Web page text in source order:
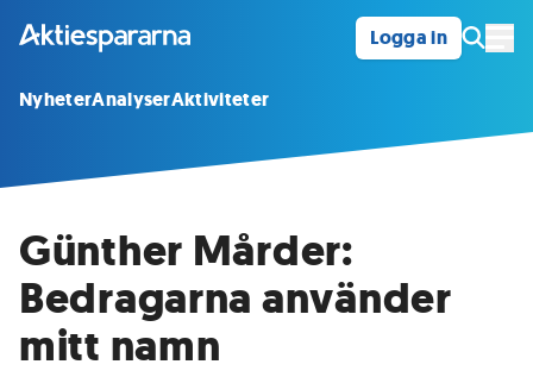
Logga in
NyheterAnalyserAktiviteter
Günther Mårder:
Bedragarna använder
mitt namn